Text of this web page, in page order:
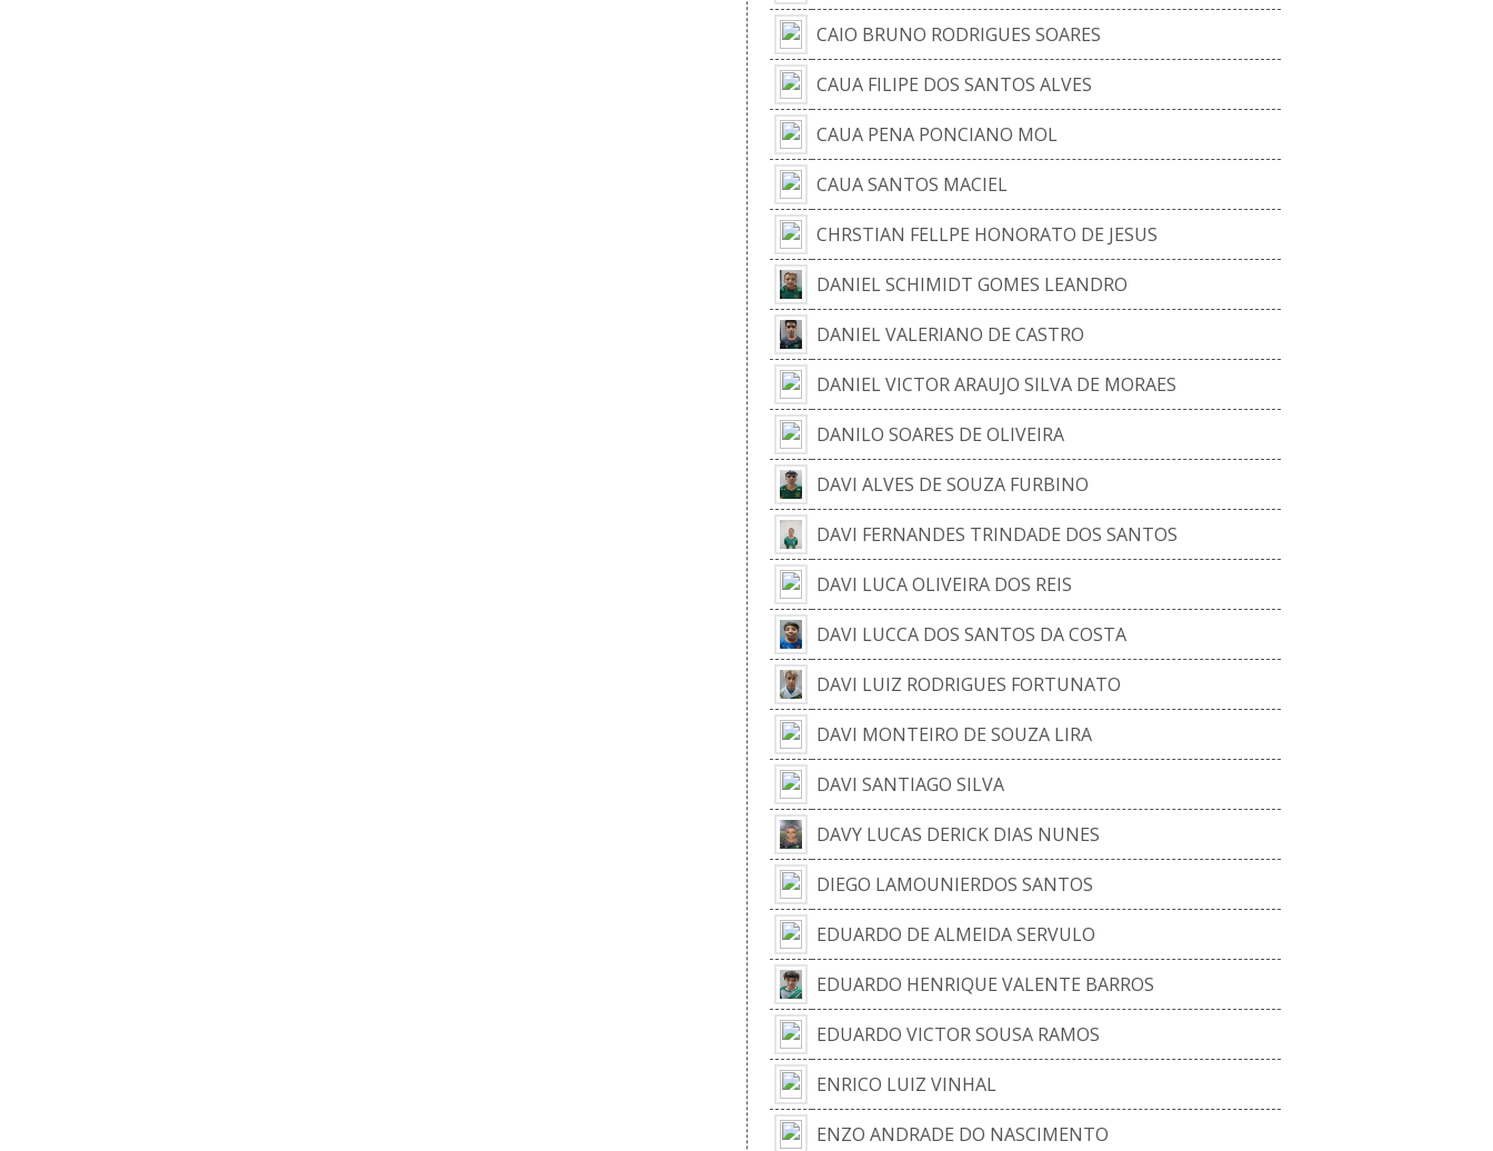
CAIO BRUNO RODRIGUES SOARES
CAUA FILIPE DOS SANTOS ALVES
CAUA PENA PONCIANO MOL
CAUA SANTOS MACIEL
CHRSTIAN FELLPE HONORATO DE JESUS
DANIEL SCHIMIDT GOMES LEANDRO
DANIEL VALERIANO DE CASTRO
DANIEL VICTOR ARAUJO SILVA DE MORAES
DANILO SOARES DE OLIVEIRA
DAVI ALVES DE SOUZA FURBINO
DAVI FERNANDES TRINDADE DOS SANTOS
DAVI LUCA OLIVEIRA DOS REIS
DAVI LUCCA DOS SANTOS DA COSTA
DAVI LUIZ RODRIGUES FORTUNATO
DAVI MONTEIRO DE SOUZA LIRA
DAVI SANTIAGO SILVA
DAVY LUCAS DERICK DIAS NUNES
DIEGO LAMOUNIERDOS SANTOS
EDUARDO DE ALMEIDA SERVULO
EDUARDO HENRIQUE VALENTE BARROS
EDUARDO VICTOR SOUSA RAMOS
ENRICO LUIZ VINHAL
ENZO ANDRADE DO NASCIMENTO